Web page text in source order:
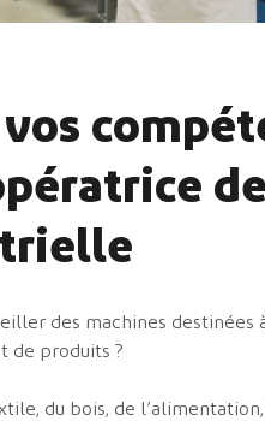
des machines destinées
de produits ?
du bois, de